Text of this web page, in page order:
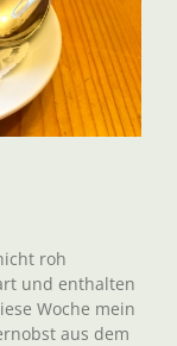
roh
und enthalten
Woche mein
aus dem